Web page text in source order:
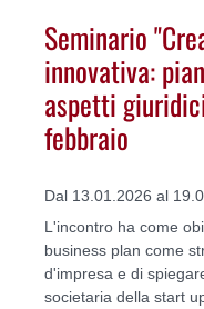
Seminario
innovativa:
aspetti
febbraio
Dal 13.01.2026 al
L'incontro ha come
business plan come
d'impresa e di
societaria della start